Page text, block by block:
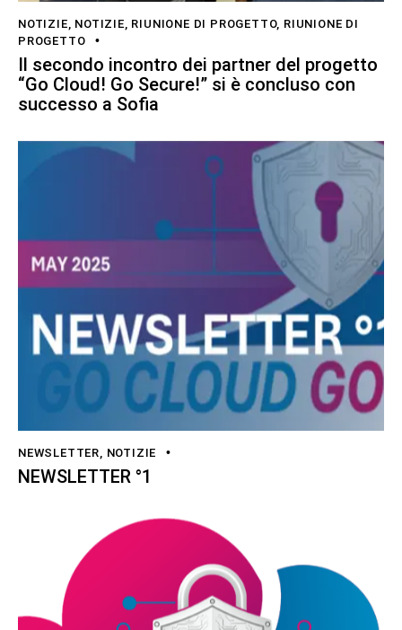
NOTIZIE NOTIZIE RIUNIONE DI PROGETTO, RIUNIONE DI
PROGETTO
Il secondo incontro dei partner del progetto
“Go Cloud! Go Secure!” si è concluso con
successo a Sofia
NEWSLETTER NOTIZIE
NEWSLETTER °1